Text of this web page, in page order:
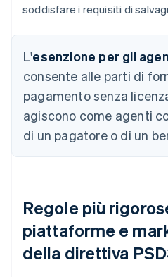
soddisfare i requisiti di
L'esenzione per gli
consente alle parti di
pagamento senza
agiscono come agenti
di un pagatore o di un
Regole più
piattaforme e
della direttiva